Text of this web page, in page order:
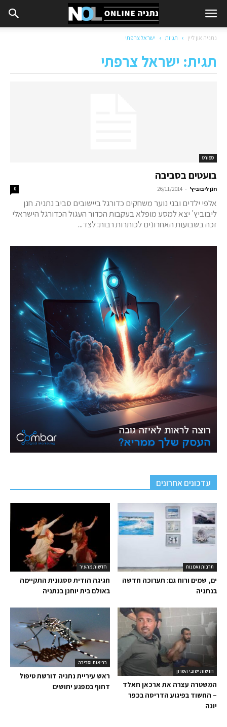
נתניה און ליין תגיות ישראל צרפתי
תגית: ישראל צרפתי
ספורט
בועטים בסביבה
חנן ליבוביץ' -
26/11/2014
0
אלפי ילדים ובני נוער משחקים כדורגל ביישובים סביב נתניה. חנן
ליבוביץ' יצא למסע מופלא בעקבות הכדור העגול הכדורגל הישראלי
זכה בשבועות האחרונים לכותרות רבות: לצד...
עדכונים אחרונים
חדשות מהעיר
חגיגה הודית ססגונית התקיימה
באולם בית יוחנן בנתניה
תרבות ואמנות
ים, שמים ורוח גם: תערוכה חדשה
בנתניה
בריאות וסביבה
ראש עיריית נתניה דורשת טיפול
דחוף במפגע יתושים
חדשות ישובי השרון
המשטרה עצרה את ארכאן חאלד
– החשוד בפיגוע הדריסה בכפר
יונה